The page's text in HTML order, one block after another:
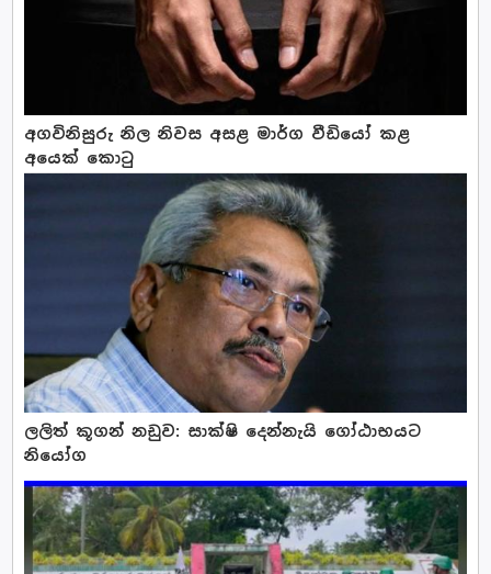
අගවිනිසුරු නිල නිවස අසළ මාර්ග වීඩියෝ කළ
අයෙක් කොටු
ලලිත් කූගන් නඩුව: සාක්ෂි දෙන්නැයි ගෝඨාභයට
නියෝග